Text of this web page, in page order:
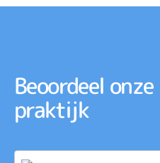
Beoordeel onze
praktijk